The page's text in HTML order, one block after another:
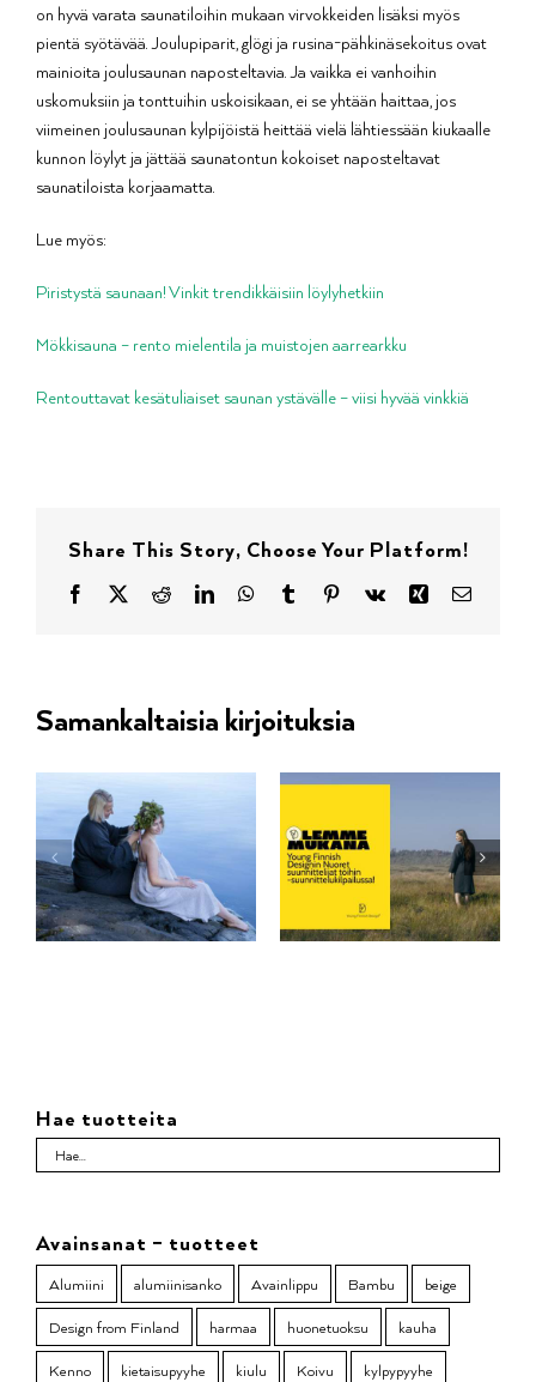
on hyvä varata saunatiloihin mukaan virvokkeiden lisäksi myös
pientä syötävää. Joulupiparit, glögi ja rusina-pähkinäsekoitus ovat
mainioita joulusaunan naposteltavia. Ja vaikka ei vanhoihin
uskomuksiin ja tonttuihin uskoisikaan, ei se yhtään haittaa, jos
viimeinen joulusaunan kylpijöistä heittää vielä lähtiessään kiukaalle
kunnon löylyt ja jättää saunatontun kokoiset naposteltavat
saunatiloista korjaamatta.
Lue myös:
Piristystä saunaan! Vinkit trendikkäisiin löylyhetkiin
Mökkisauna – rento mielentila ja muistojen aarrearkku
Rentouttavat kesätuliaiset saunan ystävälle – viisi hyvää vinkkiä
Share This Story, Choose Your Platform!
Facebook
X RedditLinkedInWhatsApp
TumblrPinterest
Vk Xing
Samankaltaisia kirjoituksia
Hae tuotteita
Avainsanat – tuotteet
Alumiini alumiinisanko Avainlippu Bambu
beige
Design from Finland
harmaa huonetuoksu
kauha
Kenno
kietaisupyyhe kiulu Koivu
kylpypyyhe